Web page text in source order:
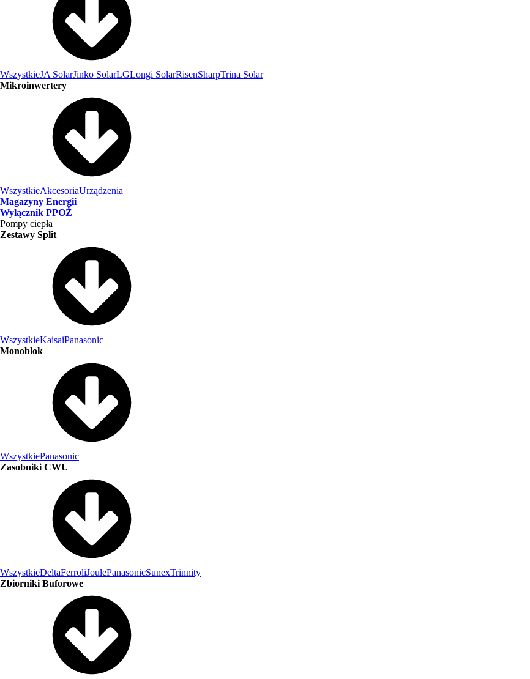
WszystkieJA SolarJinko SolarLGLongi SolarRisenSharpTrina Solar
Mikroinwertery
WszystkieAkcesoriaUrządzenia
Magazyny Energii
Wyłącznik PPOŻ
Pompy ciepła
Zestawy Split
WszystkieKaisaiPanasonic
Monoblok
WszystkiePanasonic
Zasobniki CWU
WszystkieDeltaFerroliJoulePanasonicSunexTrinnity
Zbiorniki Buforowe